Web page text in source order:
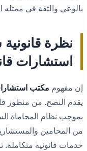
بالوعي والثقة في ممثله
نظرة
استشارات
إن مفهوم مكتب
يقدم النصح. من منظور
بموجب نظام المحاماة
من المحامين
خدمات قانونية